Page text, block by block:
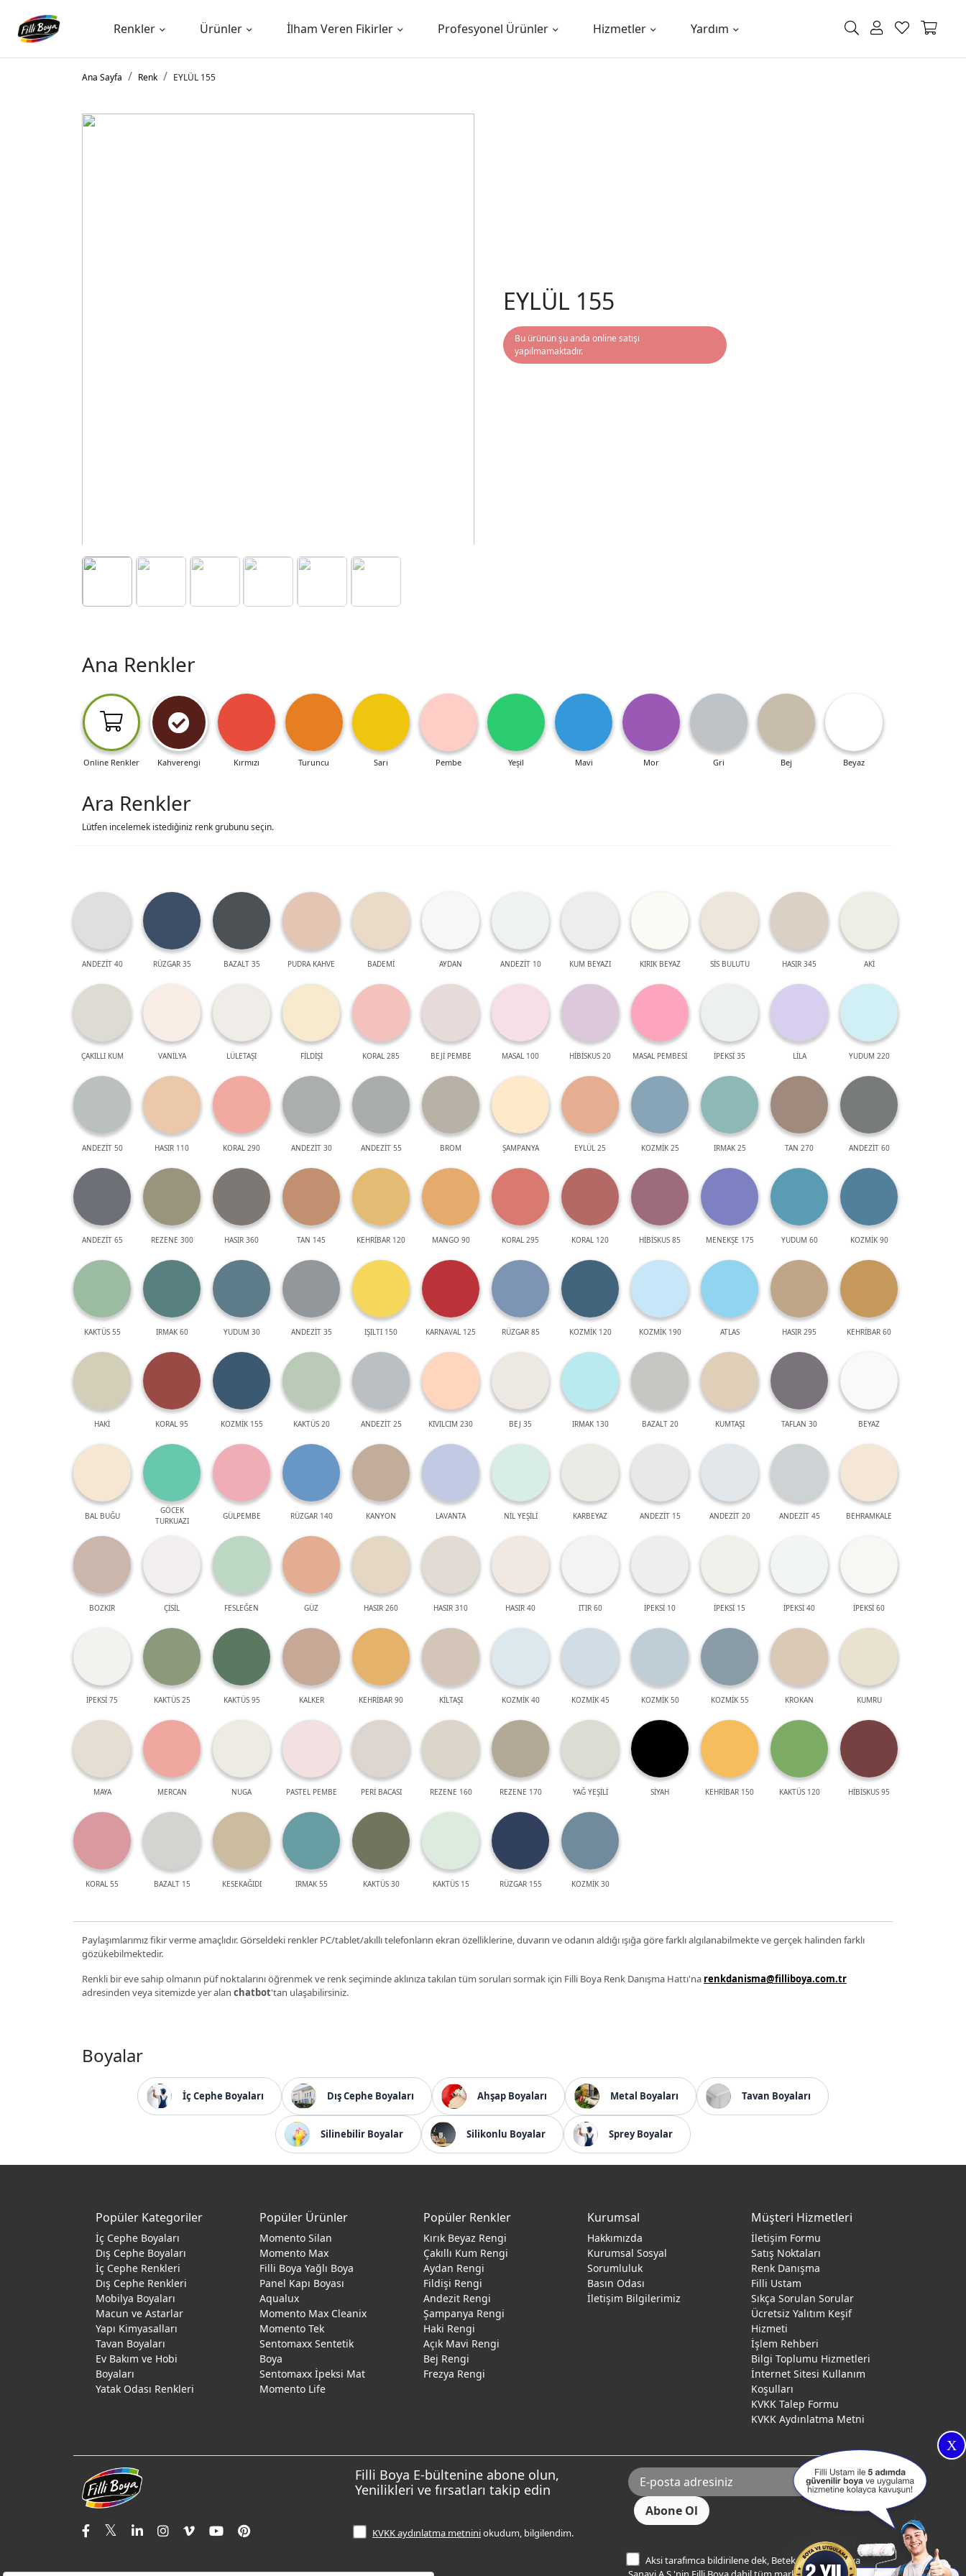
Renkler Ürünler İlham Veren Fikirler Profesyonel Ürünler Hizmetler Yardım
Ana Sayfa Renk EYLÜL 155
EYLÜL 155
Bu ürünün şu anda online satışı
yapılmamaktadır.
Ana Renkler
Online Renkler Kahverengi Kırmızı Turuncu Sarı Pembe Yeşil Mavi Mor Gri Bej Beyaz
Ara Renkler
Lütfen incelemek istediğiniz renk grubunu seçin.
ANDEZİT 40 RÜZGAR 35 BAZALT 35 PUDRA KAHVE BADEMİ AYDAN ANDEZİT 10 KUM BEYAZI KIRIK BEYAZ SİS BULUTU HASIR 345 AKİ
ÇAKILLI KUM VANİLYA LÜLETAŞI FİLDİŞİ KORAL 285 BEJİ PEMBE MASAL 100 HİBİSKUS 20 MASAL PEMBESİ İPEKSİ 35 LİLA YUDUM 220
ANDEZİT 50 HASIR 110 KORAL 290 ANDEZİT 30 ANDEZİT 55 BROM ŞAMPANYA EYLÜL 25 KOZMİK 25 IRMAK 25 TAN 270 ANDEZİT 60
ANDEZİT 65 REZENE 300 HASIR 360 TAN 145 KEHRİBAR 120 MANGO 90 KORAL 295 KORAL 120 HİBİSKUS 85 MENEKŞE 175 YUDUM 60 KOZMİK 90
KAKTÜS 55 IRMAK 60 YUDUM 30 ANDEZİT 35 IŞILTI 150 KARNAVAL 125 RÜZGAR 85 KOZMİK 120 KOZMİK 190 ATLAS HASIR 295 KEHRİBAR 60
HAKİ KORAL 95 KOZMİK 155 KAKTÜS 20 ANDEZİT 25 KIVILCIM 230 BEJ 35 IRMAK 130 BAZALT 20 KUMTAŞI TAFLAN 30 BEYAZ
BAL BUĞU
GÖCEK
TURKUAZI
GÜLPEMBE RÜZGAR 140 KANYON LAVANTA NİL YEŞİLİ KARBEYAZ ANDEZİT 15 ANDEZİT 20 ANDEZİT 45 BEHRAMKALE
BOZKIR ÇİSİL FESLEĞEN GÜZ HASIR 260 HASIR 310 HASIR 40 ITIR 60 İPEKSİ 10 İPEKSİ 15 İPEKSİ 40 İPEKSİ 60
İPEKSİ 75 KAKTÜS 25 KAKTÜS 95 KALKER KEHRİBAR 90 KİLTAŞI KOZMİK 40 KOZMİK 45 KOZMİK 50 KOZMİK 55 KROKAN KUMRU
MAYA MERCAN NUGA PASTEL PEMBE PERİ BACASI REZENE 160 REZENE 170 YAĞ YEŞİLİ SİYAH KEHRİBAR 150 KAKTÜS 120 HİBİSKUS 95
KORAL 55 BAZALT 15 KESEKAĞIDI IRMAK 55 KAKTÜS 30 KAKTÜS 15 RÜZGAR 155 KOZMİK 30
Paylaşımlarımız fikir verme amaçlıdır. Görseldeki renkler PC/tablet/akıllı telefonların ekran özelliklerine, duvarın ve odanın aldığı ışığa göre farklı algılanabilmekte ve gerçek halinden farklı
gözükebilmektedir.
Renkli bir eve sahip olmanın püf noktalarını öğrenmek ve renk seçiminde aklınıza takılan tüm soruları sormak için Filli Boya Renk Danışma Hattı'na renkdanisma@filliboya.com.tr
adresinden veya sitemizde yer alan chatbot'tan ulaşabilirsiniz.
Boyalar
İç Cephe Boyaları Dış Cephe Boyaları Ahşap Boyaları Metal Boyaları Tavan Boyaları
Silinebilir Boyalar Silikonlu Boyalar Sprey Boyalar
X
Popüler Kategoriler
İç Cephe Boyaları
Dış Cephe Boyaları
İç Cephe Renkleri
Dış Cephe Renkleri
Mobilya Boyaları
Macun ve Astarlar
Yapı Kimyasalları
Tavan Boyaları
Ev Bakım ve Hobi
Boyaları
Yatak Odası Renkleri
Popüler Ürünler
Momento Silan
Momento Max
Filli Boya Yağlı Boya
Panel Kapı Boyası
Aqualux
Momento Max Cleanix
Momento Tek
Sentomaxx Sentetik
Boya
Sentomaxx İpeksi Mat
Momento Life
Popüler Renkler
Kırık Beyaz Rengi
Çakıllı Kum Rengi
Aydan Rengi
Fildişi Rengi
Andezit Rengi
Şampanya Rengi
Haki Rengi
Açık Mavi Rengi
Bej Rengi
Frezya Rengi
Kurumsal
Hakkımızda
Kurumsal Sosyal
Sorumluluk
Basın Odası
İletişim Bilgilerimiz
Müşteri Hizmetleri
İletişim Formu
Satış Noktaları
Renk Danışma
Filli Ustam
Sıkça Sorulan Sorular
Ücretsiz Yalıtım Keşif
Hizmeti
İşlem Rehberi
Bilgi Toplumu Hizmetleri
İnternet Sitesi Kullanım
Koşulları
KVKK Talep Formu
KVKK Aydınlatma Metni
Filli Boya E-bültenine abone olun,
Yenilikleri ve fırsatları takip edin
KVKK aydınlatma metniniokudum, bilgilendim.
Aksi tarafımca bildirilene dek, Betek Boya ve Kimya